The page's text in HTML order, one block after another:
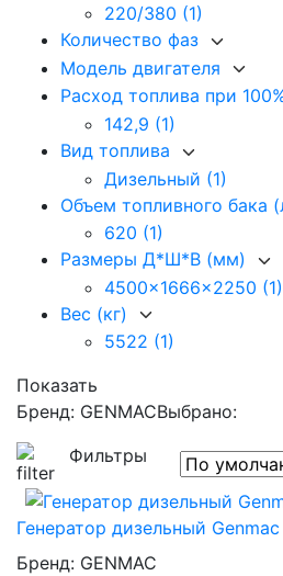
220/380 (1)
Количество фаз
Модель двигателя
Расход топлива при
142,9 (1)
Вид топлива
Дизельный (1)
Объем топливного бака
620 (1)
Размеры Д*Ш*В (мм)
4500x1666x2250 (1)
Вес (кг)
5522 (1)
Показать
Бренд: GENMACВыбрано:
Фильтры
Генератор дизельный
Бренд: GENMAC